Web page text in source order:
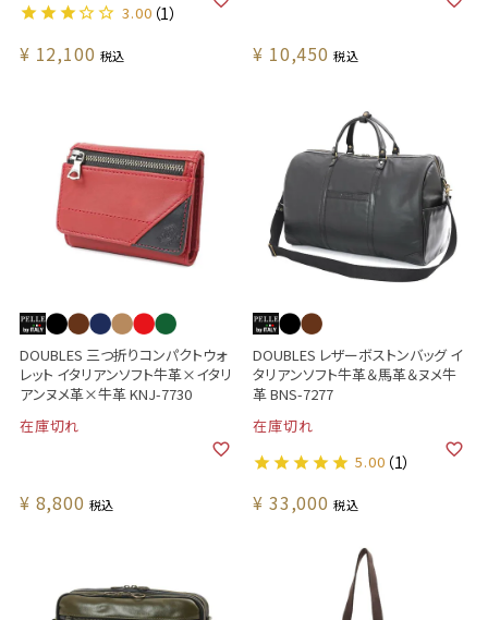
¥ 12,100 税込
3.00 （1）
¥ 10,450 税込
DOUBLES 三つ折りコンパクトウォ
レット イタリアンソフト牛革×イタリ
アンヌメ革×牛革 KNJ-7730
在庫切れ
¥ 8,800 税込
DOUBLES レザーボストンバッグ イ
タリアンソフト牛革＆馬革＆ヌメ牛
革 BNS-7277
在庫切れ
¥ 33,000 税込
5.00 （1）